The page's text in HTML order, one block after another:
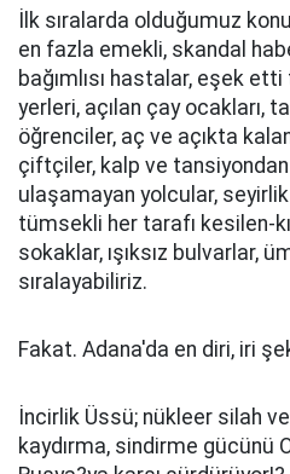
İlk sıralarda olduğumuz
en fazla emekli, skandal
bağımlısı hastalar, eşek
yerleri, açılan çay ocakları,
öğrenciler, aç ve açıkta
çiftçiler, kalp ve
ulaşamayan yolcular,
tümsekli her tarafı kesilen-
sokaklar, ışıksız bulvarlar,
sıralayabiliriz.
Fakat. Adana'da en diri, iri
İncirlik Üssü; nükleer silah
kaydırma, sindirme gücünü